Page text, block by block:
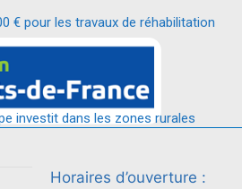
€ pour les travaux de réhabilitation
proximité.
investit dans les zones rurales
Horaires d’ouverture :